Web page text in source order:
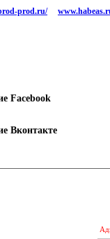
prod.ru/
Facebook
Вконтакте